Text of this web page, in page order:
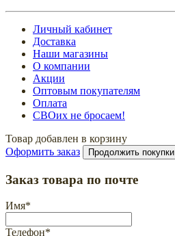
Личный кабинет
Доставка
Наши магазины
О компании
Акции
Оптовым покупателям
Оплата
СВОих не бросаем!
Товар добавлен в корзину
Оформить заказ
Продолжить покупки
Заказ товара по почте
Имя*
Телефон*